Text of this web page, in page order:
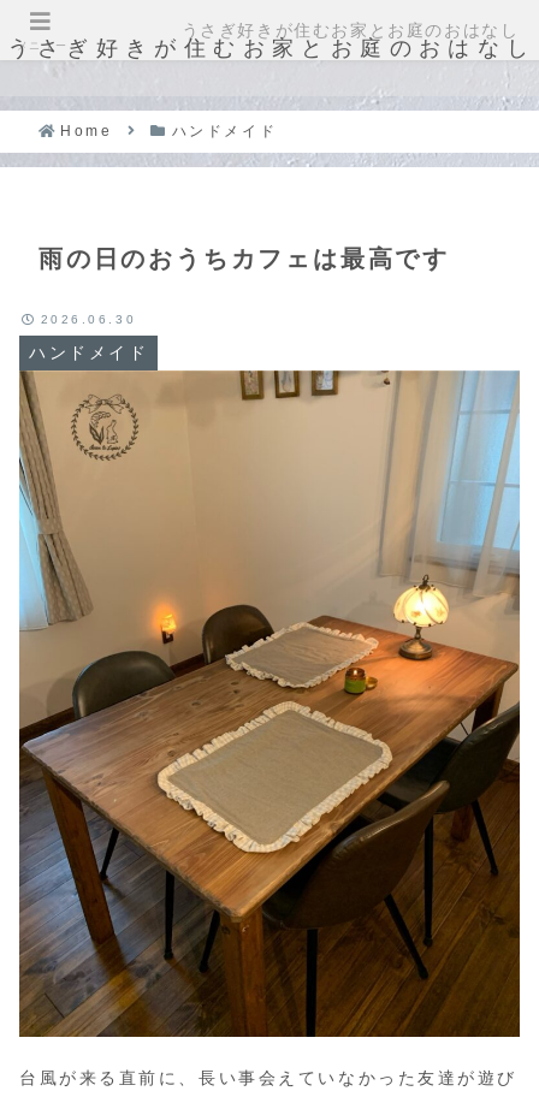
うさぎ好きが住むお家とお庭のおはなし
Home ハンドメイド
雨の日のおうちカフェは最高です
ハンドメイド
2026.06.30
台風が来る直前に、長い事会えていなかった友達が遊び
メニュー
うさぎ好きが住むお家とお庭のおはなし